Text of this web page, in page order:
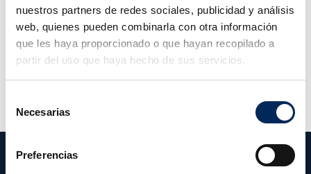
nuestros partners de redes sociales, publicidad y análisis
web, quienes pueden combinarla con otra información
que les haya proporcionado o que hayan recopilado a
partir del uso que haya hecho de sus servicios.
consentimiento
Necesarias
Preferencias
Veuillez nous excuser pour le désagrément.
Effectuez une nouvelle recherche